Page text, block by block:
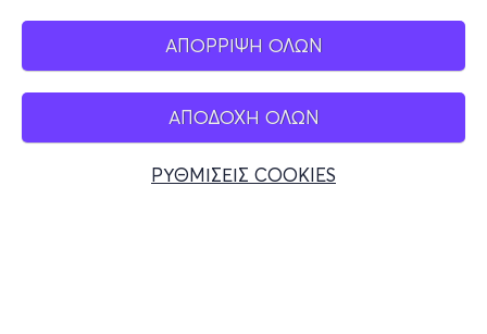
ΑΠΟΡΡΙΨΗ ΟΛΩΝ
ΑΠΟΔΟΧΗ ΟΛΩΝ
ΡΥΘΜΙΣΕΙΣ COOKIES
Mobile app